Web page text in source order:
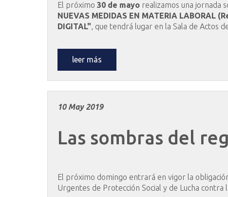
El próximo 30 de mayo realizamos una jornada
NUEVAS MEDIDAS EN MATERIA LABORAL
DIGITAL", que tendrá lugar en la Sala de Actos
leer más
10 May 2019
Las sombras del
El próximo domingo entrará en vigor la
Urgentes de Protección Social y de Lucha